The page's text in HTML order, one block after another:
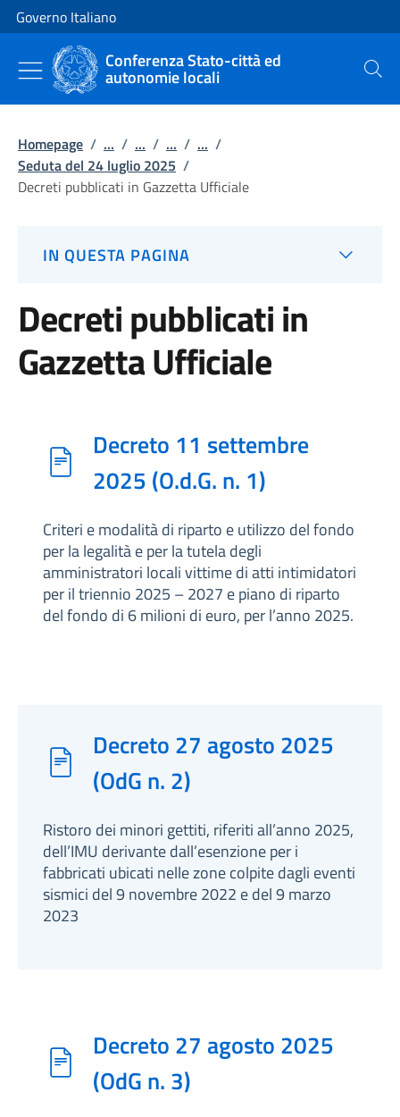
Vai al contenuto
Vai alla navigazione del sito
Governo Italiano
Conferenza Stato-città ed
autonomie locali Cerca
Homepage / ... / ... / ... / ... /
Seduta del 24 luglio 2025 /
Decreti pubblicati in Gazzetta Ufficiale
IN QUESTA PAGINA
Decreti pubblicati in
Gazzetta Ufficiale
Decreto 11 settembre
2025 (O.d.G. n. 1)
Criteri e modalità di riparto e utilizzo del fondo
per la legalità e per la tutela degli
amministratori locali vittime di atti intimidatori
per il triennio 2025 – 2027 e piano di riparto
del fondo di 6 milioni di euro, per l’anno 2025.
Decreto 27 agosto 2025
(OdG n. 2)
Ristoro dei minori gettiti, riferiti all’anno 2025,
dell’IMU derivante dall’esenzione per i
fabbricati ubicati nelle zone colpite dagli eventi
sismici del 9 novembre 2022 e del 9 marzo
2023
Decreto 27 agosto 2025
(OdG n. 3)